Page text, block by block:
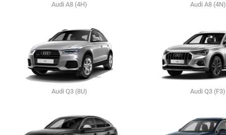
Audi A8 (4H) Audi A8 (4N)
Audi Q3 (8U) Audi Q3 (F3)